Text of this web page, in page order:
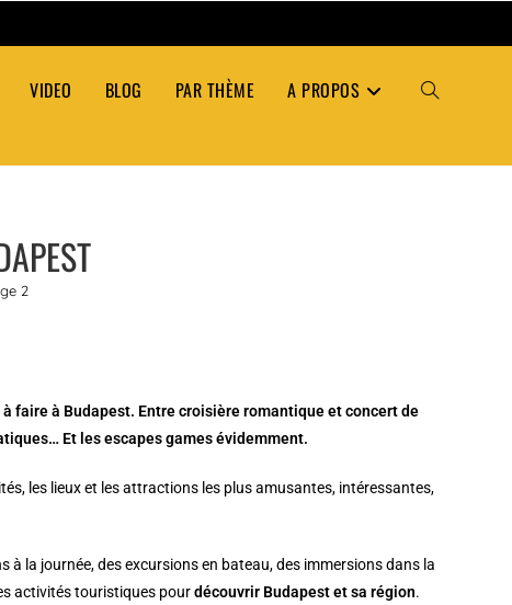
VIDEO BLOG PAR THÈME A PROPOS TOGGLE
2
faire à Budapest. Entre croisière romantique et concert de
Et les escapes games évidemment.
les lieux et les attractions les plus amusantes, intéressantes,
la journée, des excursions en bateau, des immersions dans la
activités touristiques pourdécouvrir Budapest et sa région.